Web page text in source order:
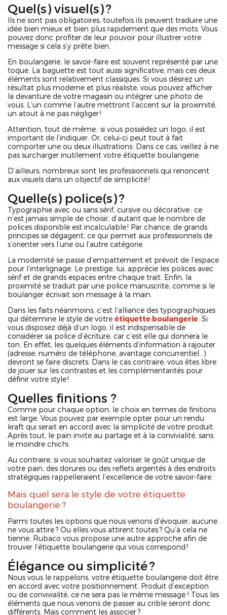
Quel(s) visuel(s) ?
Ils ne sont pas obligatoires, toutefois ils peuvent traduire une
idée bien mieux et bien plus rapidement que des mots. Vous
pouvez donc profiter de leur pouvoir pour illustrer votre
message si cela s’y prête bien.
En boulangerie, le savoir-faire est souvent représenté par une
toque. La baguette est tout aussi significative, mais ces deux
éléments sont relativement classiques. Si vous désirez un
résultat plus moderne et plus réaliste, vous pouvez afficher
la devanture de votre magasin ou intégrer une photo de
vous. L’un comme l’autre mettront l’accent sur la proximité,
un atout à ne pas négliger !
Attention, tout de même : si vous possédez un logo, il est
important de l’indiquer. Or, celui-ci peut tout à fait
comporter une ou deux illustrations. Dans ce cas, veillez à ne
pas surcharger inutilement votre étiquette boulangerie.
D’ailleurs, nombreux sont les professionnels qui renoncent
aux visuels dans un objectif de simplicité !
Quelle(s) police(s) ?
Typographie avec ou sans sérif, cursive ou décorative : ce
n’est jamais simple de choisir, d’autant que le nombre de
polices disponible est incalculable ! Par chance, de grands
principes se dégagent, ce qui permet aux professionnels de
s’orienter vers l’une ou l’autre catégorie.
La modernité se passe d’empattement et prévoit de l’espace
pour l’interlignage. Le prestige, lui, apprécie les polices avec
sérif et de grands espaces entre chaque trait. Enfin, la
proximité se traduit par une police manuscrite, comme si le
boulanger écrivait son message à la main.
Dans les faits néanmoins, c’est l’alliance des typographiques
qui détermine le style de votre étiquette boulangerie . Si
vous disposez déjà d’un logo, il est indispensable de
considérer sa police d’écriture, car c’est elle qui donnera le
ton. En effet, les quelques éléments d’information à rajouter
(adresse, numéro de téléphone, avantage concurrentiel…)
devront se faire discrets. Dans le cas contraire, vous êtes libre
de jouer sur les contrastes et les complémentarités pour
définir votre style !
Quelles finitions ?
Comme pour chaque option, le choix en termes de finitions
est large. Vous pouvez par exemple opter pour un rendu
kraft qui serait en accord avec la simplicité de votre produit.
Après tout, le pain invite au partage et à la convivialité, sans
le moindre chichi.
Au contraire, si vous souhaitez valoriser le goût unique de
votre pain, des dorures ou des reflets argentés à des endroits
stratégiques rappelleraient l’excellence de votre savoir-faire.
Mais quel sera le style de votre étiquette
boulangerie ?
Parmi toutes les options que nous venons d’évoquer, aucune
ne vous attire ? Ou elles vous attirent toutes ? Qu’à cela ne
tienne, Rubaco vous propose une autre approche afin de
trouver l’étiquette boulangerie qui vous correspond !
Élégance ou simplicité ?
Nous vous le rappelons, votre étiquette boulangerie doit être
en accord avec votre positionnement. Produit d’exception
ou de convivialité, ce ne sera pas le même message ! Tous les
éléments que nous venons de passer au crible seront donc
différents. Mais comment les associer ?